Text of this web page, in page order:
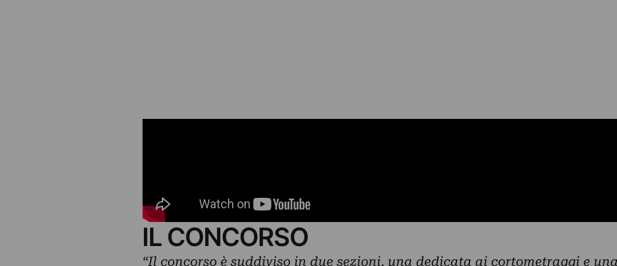
IL CONCORSO
“Il concorso è suddiviso in due sezioni, una dedicata ai cortometraggi e